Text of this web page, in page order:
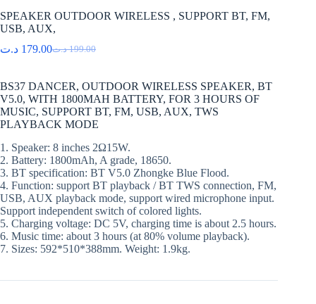
SPEAKER OUTDOOR WIRELESS , SUPPORT BT, FM,
USB, AUX,
199.00 د.تLe
initial
était :
199.00 د.ت.
179.00 د.ت
Le
actuel
est :
179.00 د.ت.
BS37 DANCER, OUTDOOR WIRELESS SPEAKER, BT
V5.0, WITH 1800MAH BATTERY, FOR 3 HOURS OF
MUSIC, SUPPORT BT, FM, USB, AUX, TWS
PLAYBACK MODE
1. Speaker: 8 inches 2Ω15W.
2. Battery: 1800mAh, A grade, 18650.
3. BT specification: BT V5.0 Zhongke Blue Flood.
4. Function: support BT playback / BT TWS connection, FM,
USB, AUX playback mode, support wired microphone input.
Support independent switch of colored lights.
5. Charging voltage: DC 5V, charging time is about 2.5 hours.
6. Music time: about 3 hours (at 80% volume playback).
7. Sizes: 592*510*388mm. Weight: 1.9kg.